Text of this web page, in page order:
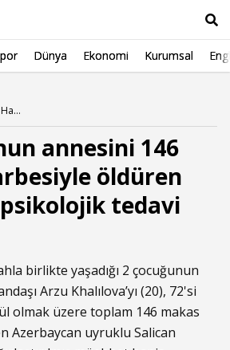
Dünya Ekonomi Kurumsal
Gündem Haberleri
annesini 146
öldüren
tedavi
birlikte yaşadığı 2 çocuğunun
Arzu Khalılova’yı (20), 72'si
olmak üzere toplam 146 makas
Azerbaycan uyruklu Salican